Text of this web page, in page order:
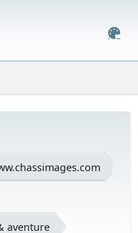
aventure